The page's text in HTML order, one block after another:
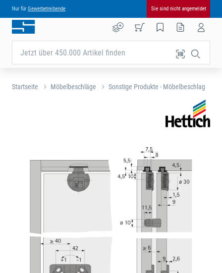
Nur für Gewerbetreibende Sie sind nicht angemeldet
Jetzt über 450.000 Artikel finden
Startseite Möbelbeschläge Sonstige Produkte - Möbelbeschlag